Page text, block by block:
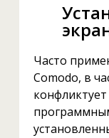
Часто
Comodo, в